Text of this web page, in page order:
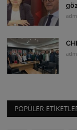
POPÜLER